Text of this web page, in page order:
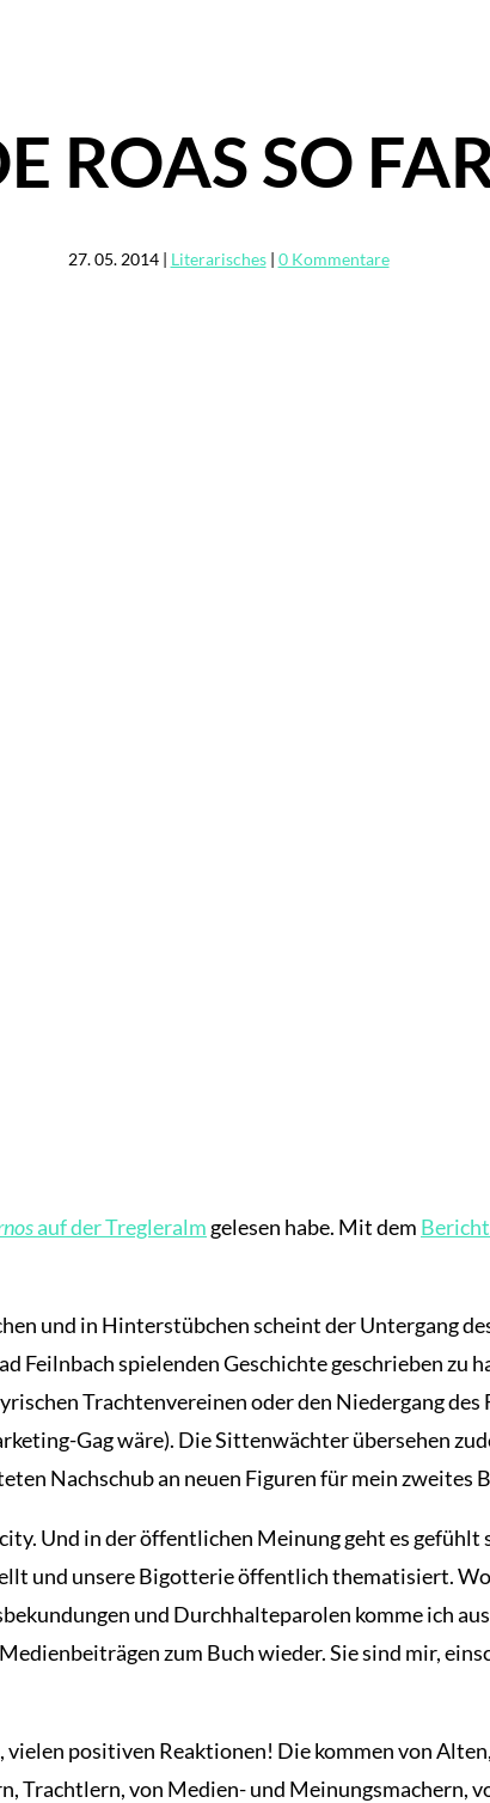
ROAS SO
27. 05. 2014| Literarisches| 0 Kommentare
auf der Tregleralm gelesen habe. Mit dem
und in Hinterstübchen scheint der Untergang
Feilnbach spielenden Geschichte geschrieben zu
Trachtenvereinen oder den Niedergang des
Gag wäre). Die Sittenwächter übersehen
Nachschub an neuen Figuren für mein
Und in der öffentlichen Meinung geht es gefühlt
und unsere Bigotterie öffentlich thematisiert.
und Durchhalteparolen komme ich
zum Buch wieder. Sie sind mir,
positiven Reaktionen! Die kommen von
Trachtlern, von Medien- und Meinungsmachern,